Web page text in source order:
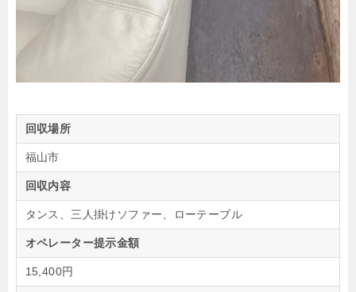
回収場所
福山市
回収内容
タンス、三人掛けソファー、ローテーブル
オペレーター提示金額
15,400円